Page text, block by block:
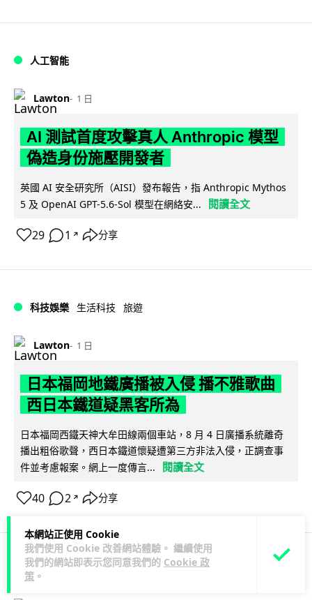
本網站正使用 Cookie
我們使用 Cookie 改善網站體驗。 繼續使用
我們的網站即表示您同意我們的 Cookie 政
策 。
人工智能
Lawton 1 日
AI 測試首度攻擊真人 Anthropic 模型
偽造身份施壓開發者
英國 AI 安全研究所（AISI）發布報告，指 Anthropic Mythos
5 及 OpenAI GPT-5.6-Sol 模型在網絡安...
閱讀全文
29 1 ↗ 分享
科技娛樂 生活科技 旅遊
Lawton 1 日
日本福岡地鐵廣播被入侵 播不雅歌曲
西日本鐵道疑黑客所為
日本福岡西鐵天神大牟田線兩個車站，8 月 4 日廣播系統離奇
播出粗俗歌聲，西日本鐵道懷疑遭第三方非法入侵，正調查事
件並考慮報案。網上一度傳言...
閱讀全文
40 2 ↗ 分享
人工智能